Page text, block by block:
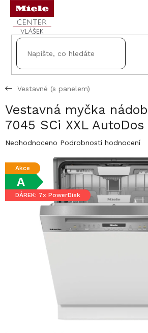
Přejít
obsah
Vestavné (s panelem)
Vestavná myčka
7045 SCi XXL AutoDos
Průměrné
produktu
z
5
hvězdiček.
Neohodnoceno Podrobnosti hodnocení
Akce
A
DÁREK: 7x PowerDisk